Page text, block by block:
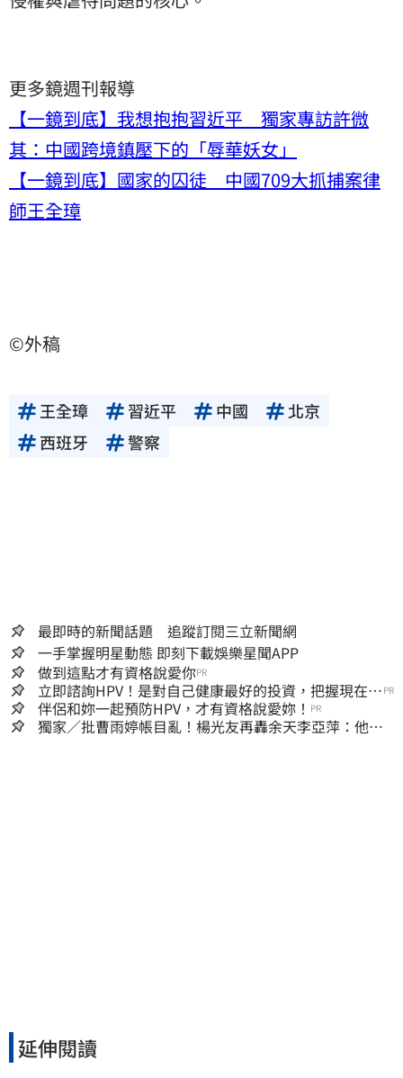
更多鏡週刊報導
【一鏡到底】我想抱抱習近平 獨家專訪許微
其：中國跨境鎮壓下的「辱華妖女」
【一鏡到底】國家的囚徒 中國709大抓捕案律
師王全璋
©外稿
王全璋 習近平 中國
北京
西班牙
警察
最即時的新聞話題 追蹤訂閱三立新聞網
一手掌握明星動態 即刻下載娛樂星聞APP
做到這點才有資格說愛你PR
立即諮詢HPV！是對自己健康最好的投資，把握現在不
嫌晚！
PR
伴侶和妳一起預防HPV，才有資格說愛妳！ PR
獨家／批曹雨婷帳目亂！楊光友再轟余天李亞萍：他們
延伸閱讀